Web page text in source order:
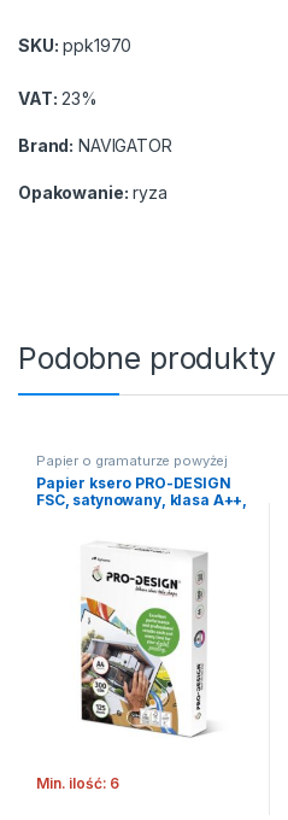
SKU: ppk1970
VAT: 23%
Brand: NAVIGATOR
Opakowanie: ryza
Podobne produkty
Papier o gramaturze powyżej
90g/m2
Papier ksero PRO-DESIGN
FSC, satynowany, klasa A++,
Min. ilość: 6